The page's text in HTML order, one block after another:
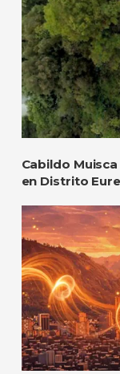
Cabildo
en Distrito